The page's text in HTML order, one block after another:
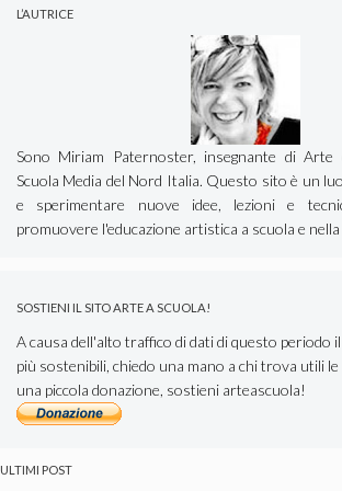
L’AUTRICE
Sono Miriam Paternoster, insegnante di Arte
Scuola Media del Nord Italia. Questo sito è un
e sperimentare nuove idee, lezioni e
promuovere l'educazione artistica a scuola e
SOSTIENI IL SITO ARTE A SCUOLA!
A causa dell'alto traffico di dati di questo periodo
più sostenibili, chiedo una mano a chi trova utili le
una piccola donazione, sostieni arteascuola!
ULTIMI POST